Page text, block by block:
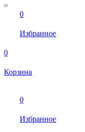
0
Избранное
0
Корзина
0
Избранное